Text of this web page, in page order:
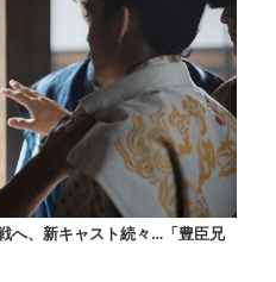
へ、新キャスト続々…「豊臣兄